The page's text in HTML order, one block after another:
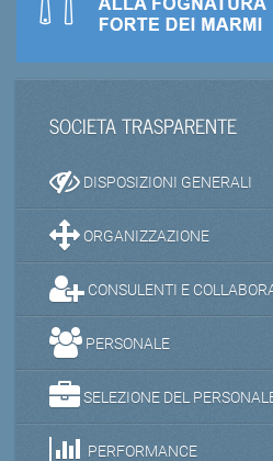
SOCIETA TRASPARENTE
DISPOSIZIONI GENERALI
ORGANIZZAZIONE
CONSULENTI E
PERSONALE
SELEZIONE DEL
PERFORMANCE